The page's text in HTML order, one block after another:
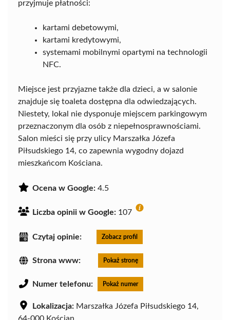
przyjmuje płatności:
kartami debetowymi,
kartami kredytowymi,
systemami mobilnymi opartymi na technologii
NFC.
Miejsce jest przyjazne także dla dzieci, a w salonie
znajduje się toaleta dostępna dla odwiedzających.
Niestety, lokal nie dysponuje miejscem parkingowym
przeznaczonym dla osób z niepełnosprawnościami.
Salon mieści się przy ulicy Marszałka Józefa
Piłsudskiego 14, co zapewnia wygodny dojazd
mieszkańcom Kościana.
Ocena w Google: 4.5
Liczba opinii w Google: 107
Czytaj opinie: Zobacz profil
Strona www: Pokaż stronę
Numer telefonu: Pokaż numer
Lokalizacja: Marszałka Józefa Piłsudskiego 14,
64-000 Kościan